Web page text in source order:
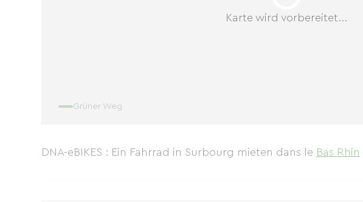
Karte wird vorbereitet...
Grüner Weg
DNA-eBIKES : Ein Fahrrad in Surbourg mieten dans le Bas Rhin